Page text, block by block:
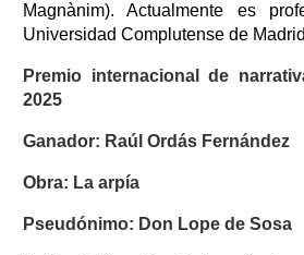
Magnànim). Actualmente es
Universidad Complutense de
Premio internacional de
2025
Ganador: Raúl Ordás Fernández
Obra: La arpía
Pseudónimo: Don Lope de Sosa